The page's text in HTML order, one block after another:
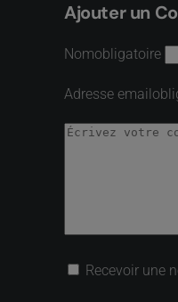
Ajouter un
Nomobligatoire
Adresse email
Recevoir une